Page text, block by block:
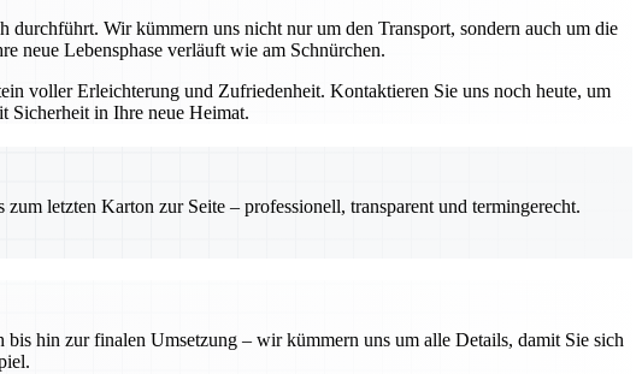
Wir kümmern uns nicht nur um den Transport, sondern auch um die
neue Lebensphase verläuft wie am Schnürchen.
voller Erleichterung und Zufriedenheit. Kontaktieren Sie uns noch heute, um
Sicherheit in Ihre neue Heimat.
letzten Karton zur Seite – professionell, transparent und termingerecht.
hin zur finalen Umsetzung – wir kümmern uns um alle Details, damit Sie sich